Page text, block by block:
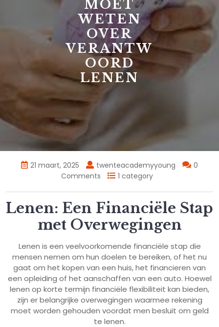
MOET
WETEN
OVER
VERANTW
OORD
LENEN
21 maart, 2025 twenteacademyyoung
0
Comments
1 category
Lenen: Een Financiële Stap
met Overwegingen
Lenen is een veelvoorkomende financiële stap die
mensen nemen om hun doelen te bereiken, of het nu
gaat om het kopen van een huis, het financieren van
een opleiding of het aanschaffen van een auto. Hoewel
lenen op korte termijn financiële flexibiliteit kan bieden,
zijn er belangrijke overwegingen waarmee rekening
moet worden gehouden voordat men besluit om geld
te lenen.